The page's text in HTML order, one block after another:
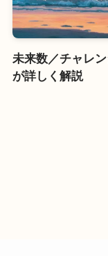
未来数／チャレ
が詳しく解説